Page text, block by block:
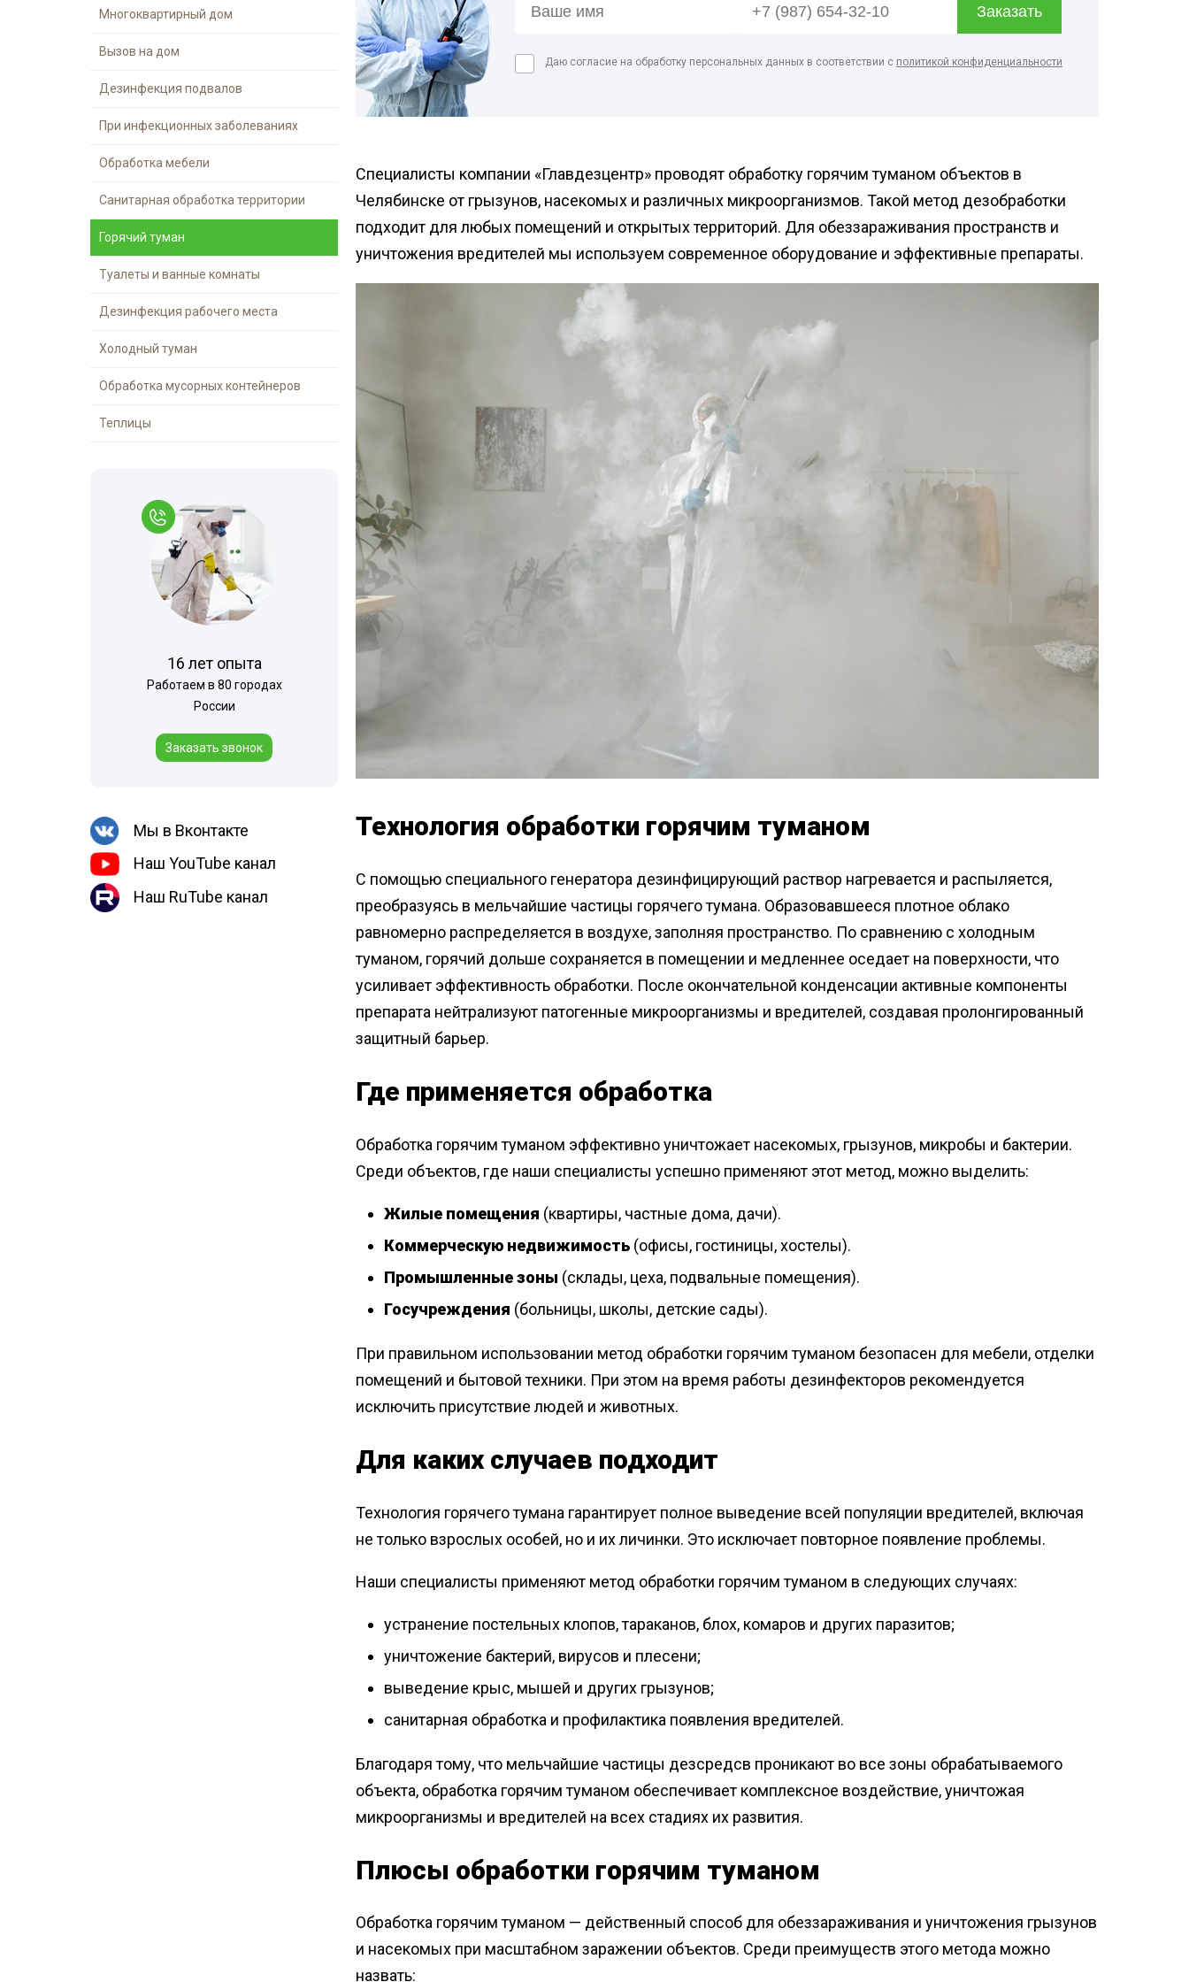
Дезинсекция территорий
Жуки
Многоквартирный дом
Вши
контейнеров
Теплицы
Дезинфекция спортзалов
Дезинфекция ферм
Дезинфекция
холодильников
Многоквартирный дом
Вызов на дом
Дезинфекция подвалов
При инфекционных заболеваниях
Обработка мебели
Санитарная обработка территории
Горячий туман
Туалеты и ванные комнаты
Дезинфекция рабочего места
Холодный туман
Обработка мусорных контейнеров
Теплицы
16 лет опыта
Работаем в 80 городах
России
Заказать звонок
Мы в Вконтакте
Наш YouTube канал
Наш RuTube канал
Даю согласие на обработку персональных данных в соответствии с политикой конфиденциальности
Специалисты компании «Главдезцентр» проводят обработку горячим туманом объектов в
Челябинске от грызунов, насекомых и различных микроорганизмов. Такой метод дезобработки
подходит для любых помещений и открытых территорий. Для обеззараживания пространств и
уничтожения вредителей мы используем современное оборудование и эффективные препараты.
Технология обработки горячим туманом
С помощью специального генератора дезинфицирующий раствор нагревается и распыляется,
преобразуясь в мельчайшие частицы горячего тумана. Образовавшееся плотное облако
равномерно распределяется в воздухе, заполняя пространство. По сравнению с холодным
туманом, горячий дольше сохраняется в помещении и медленнее оседает на поверхности, что
усиливает эффективность обработки. После окончательной конденсации активные компоненты
препарата нейтрализуют патогенные микроорганизмы и вредителей, создавая пролонгированный
защитный барьер.
Где применяется обработка
Обработка горячим туманом эффективно уничтожает насекомых, грызунов, микробы и бактерии.
Среди объектов, где наши специалисты успешно применяют этот метод, можно выделить:
Жилые помещения (квартиры, частные дома, дачи).
Коммерческую недвижимость (офисы, гостиницы, хостелы).
Промышленные зоны (склады, цеха, подвальные помещения).
Госучреждения (больницы, школы, детские сады).
При правильном использовании метод обработки горячим туманом безопасен для мебели, отделки
помещений и бытовой техники. При этом на время работы дезинфекторов рекомендуется
исключить присутствие людей и животных.
Для каких случаев подходит
Технология горячего тумана гарантирует полное выведение всей популяции вредителей, включая
не только взрослых особей, но и их личинки. Это исключает повторное появление проблемы.
Наши специалисты применяют метод обработки горячим туманом в следующих случаях:
устранение постельных клопов, тараканов, блох, комаров и других паразитов;
уничтожение бактерий, вирусов и плесени;
выведение крыс, мышей и других грызунов;
санитарная обработка и профилактика появления вредителей.
Благодаря тому, что мельчайшие частицы дезсредсв проникают во все зоны обрабатываемого
объекта, обработка горячим туманом обеспечивает комплексное воздействие, уничтожая
микроорганизмы и вредителей на всех стадиях их развития.
Плюсы обработки горячим туманом
Обработка горячим туманом — действенный способ для обеззараживания и уничтожения грызунов
и насекомых при масштабном заражении объектов. Среди преимуществ этого метода можно
назвать: